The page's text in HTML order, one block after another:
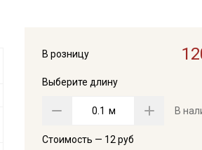
В розницу
Выберите длину
м В
Стоимость — 12 руб